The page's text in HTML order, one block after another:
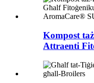
Kompost
Attraenti